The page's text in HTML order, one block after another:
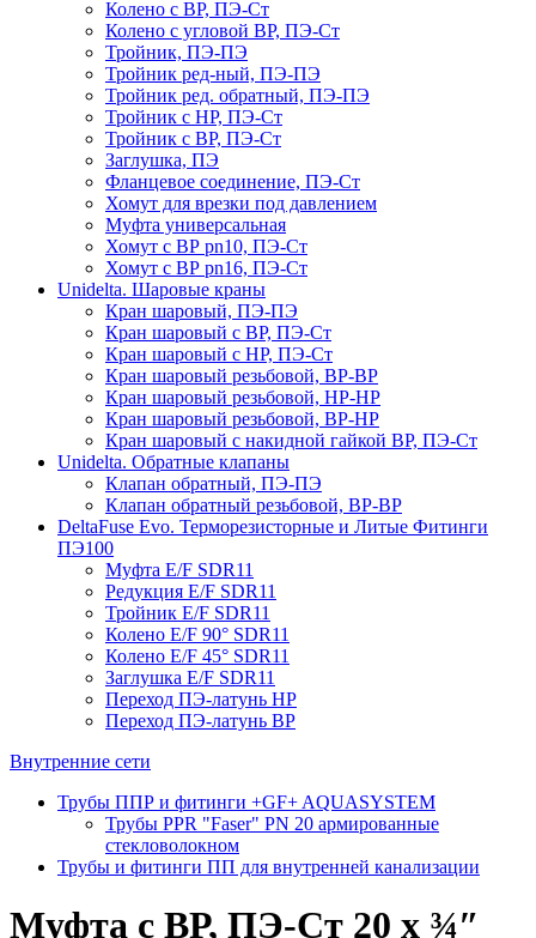
Колено с ВР, ПЭ-Ст
Колено с угловой ВР, ПЭ-Ст
Тройник, ПЭ-ПЭ
Тройник ред-ный, ПЭ-ПЭ
Тройник ред. обратный, ПЭ-ПЭ
Тройник с НР, ПЭ-Ст
Тройник с ВР, ПЭ-Ст
Заглушка, ПЭ
Фланцевое соединение, ПЭ-Ст
Хомут для врезки под давлением
Муфта универсальная
Хомут с ВР pn10, ПЭ-Ст
Хомут с ВР pn16, ПЭ-Ст
Unidelta. Шаровые краны
Кран шаровый, ПЭ-ПЭ
Кран шаровый с ВР, ПЭ-Ст
Кран шаровый с НР, ПЭ-Ст
Кран шаровый резьбовой, ВР-ВР
Кран шаровый резьбовой, НР-НР
Кран шаровый резьбовой, ВР-НР
Кран шаровый с накидной гайкой ВР, ПЭ-Ст
Unidelta. Обратные клапаны
Клапан обратный, ПЭ-ПЭ
Клапан обратный резьбовой, ВР-ВР
DeltaFuse Evo. Терморезисторные и Литые Фитинги
ПЭ100
Муфта E/F SDR11
Редукция E/F SDR11
Тройник E/F SDR11
Колено E/F 90° SDR11
Колено E/F 45° SDR11
Заглушка E/F SDR11
Переход ПЭ-латунь НР
Переход ПЭ-латунь ВР
Внутренние сети
Трубы ППР и фитинги +GF+ AQUASYSTEM
Трубы PPR "Faser" PN 20 армированные
стекловолокном
Трубы и фитинги ПП для внутренней канализации
Муфта с ВР, ПЭ-Ст 20 х ¾″